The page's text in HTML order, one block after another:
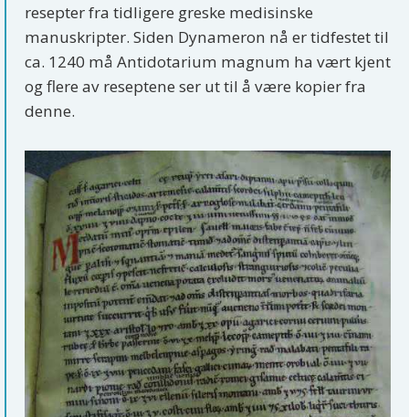
resepter fra tidligere greske medisinske
manuskripter. Siden Dynameron nå er tidfestet til
ca. 1240 må Antidotarium magnum ha vært kjent
og flere av reseptene ser ut til å være kopier fra
denne.